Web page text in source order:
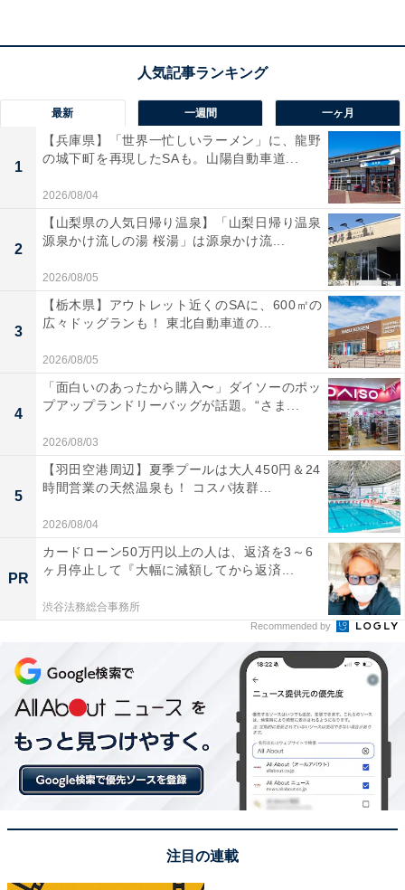
紙のようなものを記入し、それを基に行われます。全員
でよかったところや課題を持ち寄り、次年度以降の運動
昼食後は、先生たちにとって通常の出勤日ですから、通
常の校務分掌（各先生に振り分けられている、学校運営
上の業務）や授業準備を行うことも珍しくありません。
むしろ授業が全くない午後の時間は貴重ですから、普段
なかなかできない業務を進めている先生も多いかもしれ
ませんね。
一方、私を含めた子どもがいる先生は、午後からは休み
を取り、ご自身のお子さんと過ごされている方も多いの
ではないでしょうか。
先生たちにもある打ち上げ！ 飲み会の席でしてい
とはいえ、やはり運動会は1年の中でもビッグイベント
の1つですから、終了後に先生みんなで打ち上げに行く
最新 一週間 一ヶ月
1
【兵庫県】「世界一忙しいラーメン」に、龍野
の城下町を再現したSAも。山陽自動車道...
2026/08/04
2
【山梨県の人気日帰り温泉】「山梨日帰り温泉
源泉かけ流しの湯 桜湯」は源泉かけ流...
2026/08/05
3
【栃木県】アウトレット近くのSAに、600㎡の
広々ドッグランも！ 東北自動車道の...
2026/08/05
4
「面白いのあったから購入〜」ダイソーのポッ
プアップランドリーバッグが話題。“さま...
2026/08/03
5
【羽田空港周辺】夏季プールは大人450円＆24
時間営業の天然温泉も！ コスパ抜群...
2026/08/04
PR
カードローン50万円以上の人は、返済を3～6
ヶ月停止して『大幅に減額してから返済...
渋谷法務総合事務所
Recommended by
注目の連載